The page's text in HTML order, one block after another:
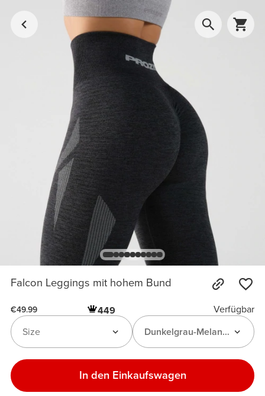
Falcon Leggings mit hohem Bund
€49.99 449
Verfügbar
Dunkelgrau-Melange
Size
In den Einkaufswagen